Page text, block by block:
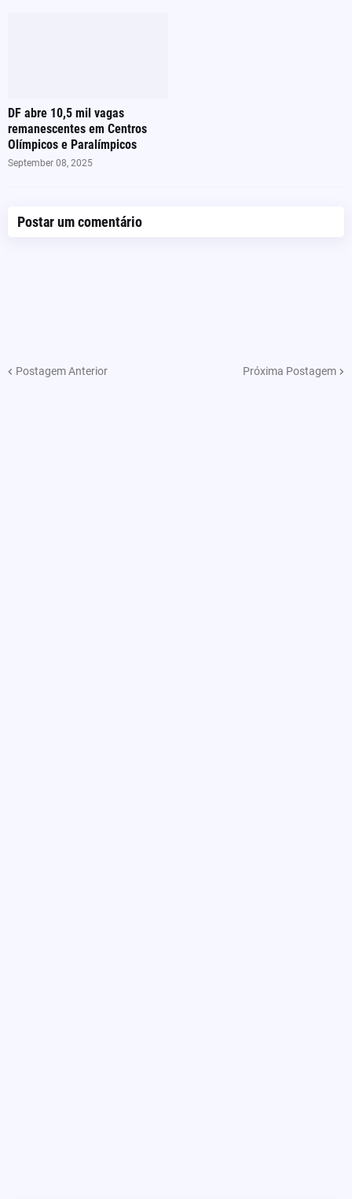
DF abre 10,5 mil vagas
remanescentes em Centros
Olímpicos e Paralímpicos
September 08, 2025
Postar um comentário
Postagem Anterior Próxima Postagem